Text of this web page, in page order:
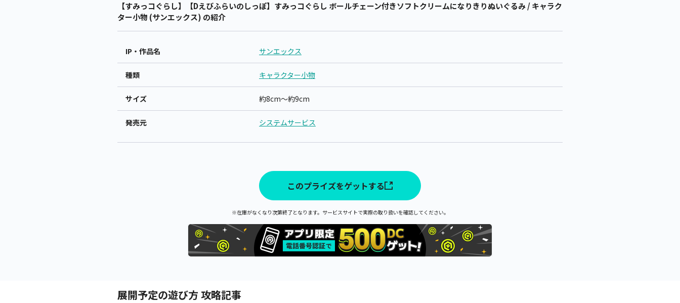
【すみっコぐらし】【Dえびふらいのしっぽ】すみっコぐらし ボールチェーン付きソフトクリームになりきりぬいぐるみ / キャラク
ター小物 (サンエックス) の紹介
IP・作品名 サンエックス
種類 キャラクター小物
サイズ 約8cm～約9cm
発売元 システムサービス
このプライズをゲットする
※在庫がなくなり次第終了となります。サービスサイトで実際の取り扱いを確認してください。
展開予定の遊び方 攻略記事